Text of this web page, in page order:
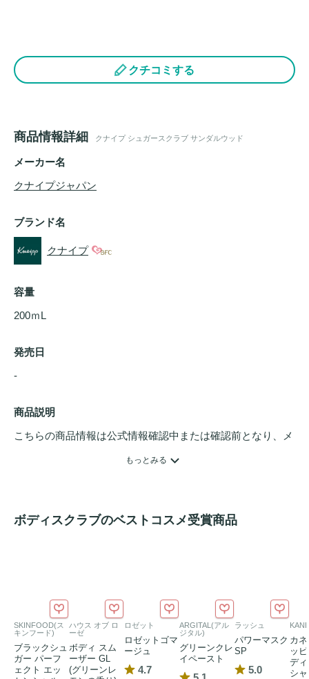
クチコミする
商品情報詳細 クナイプ シュガースクラブ サンダルウッド
メーカー名
クナイプジャパン
ブランド名
クナイプ
容量
200ｍL
発売日
-
商品説明
こちらの商品情報は公式情報確認中または確認前となり、メ
もっとみる
ボディスクラブのベストコスメ受賞商品
SKINFOOD(ス
キンフード)
ブラックシュ
ガー パーフ
ェクト エッ
ハウス オブ ロ
ーゼ
ボディ スム
ーザー GL
(グリーンレ
ロゼット
ロゼットゴマ
ージュ
4.7
ARGITAL(アル
ジタル)
グリーンクレ
イペースト
ラッシュ
パワーマスク
SP
5.0
カ
ッ
デ
シ